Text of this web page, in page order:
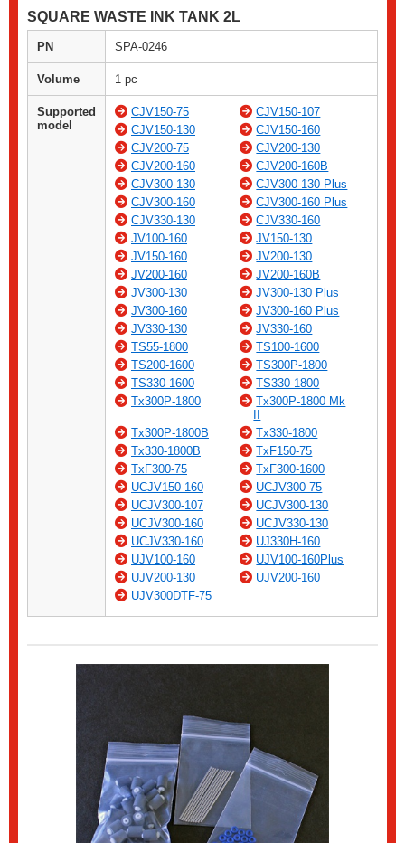
SQUARE WASTE INK TANK 2L
PN SPA-0246
Volume 1 pc
Supported
model
CJV150-75
CJV150-107
CJV150-130
CJV150-160
CJV200-75
CJV200-130
CJV200-160
CJV200-160B
CJV300-130
CJV300-130 Plus
CJV300-160
CJV300-160 Plus
CJV330-130
CJV330-160
JV100-160
JV150-130
JV150-160
JV200-130
JV200-160
JV200-160B
JV300-130
JV300-130 Plus
JV300-160
JV300-160 Plus
JV330-130
JV330-160
TS55-1800
TS100-1600
TS200-1600
TS300P-1800
TS330-1600
TS330-1800
Tx300P-1800
Tx300P-1800 Mk
Tx300P-1800B
Tx330-1800
Tx330-1800B
TxF150-75
TxF300-75
TxF300-1600
UCJV150-160
UCJV300-75
UCJV300-107
UCJV300-130
UCJV300-160
UCJV330-130
UCJV330-160
UJ330H-160
UJV100-160
UJV100-160Plus
UJV200-130
UJV200-160
UJV300DTF-75